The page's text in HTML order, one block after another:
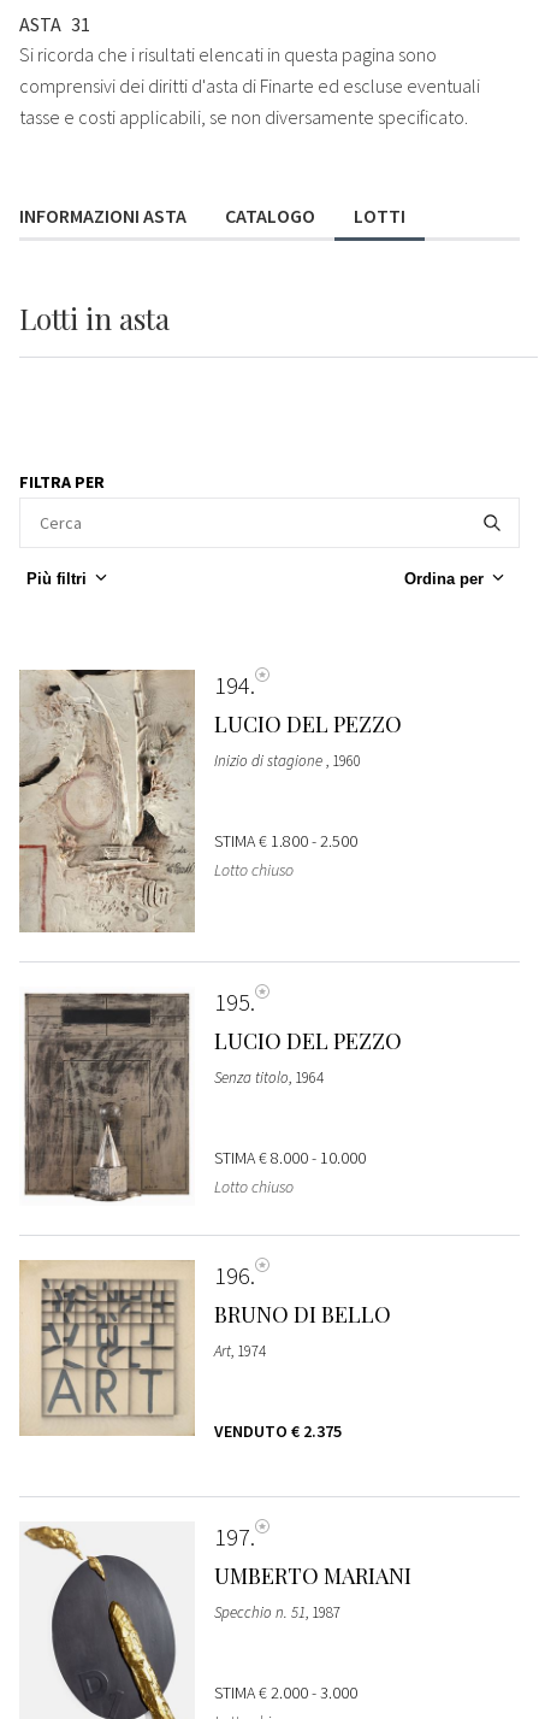
ASTA 31
Si ricorda che i risultati elencati in questa pagina sono
comprensivi dei diritti d'asta di Finarte ed escluse eventuali
tasse e costi applicabili, se non diversamente specificato.
INFORMAZIONI ASTA CATALOGO LOTTI
Lotti in asta
FILTRA PER
Più filtri Ordina per
194
LUCIO DEL PEZZO
Inizio di stagione, 1960
STIMA€ 1.800 - 2.500
Lotto chiuso
195
LUCIO DEL PEZZO
Senza titolo, 1964
STIMA€ 8.000 - 10.000
Lotto chiuso
196
BRUNO DI BELLO
Art, 1974
VENDUTO € 2.375
197
UMBERTO MARIANI
Specchio n. 51, 1987
STIMA€ 2.000 - 3.000